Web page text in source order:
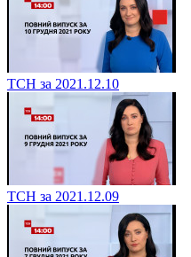
ТСН за 2021.12.10
ТСН за 2021.12.09